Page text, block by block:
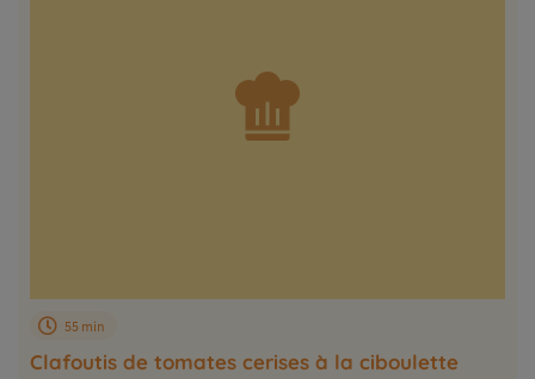
Clafoutis de tomates cerises à la ciboulette
55 min